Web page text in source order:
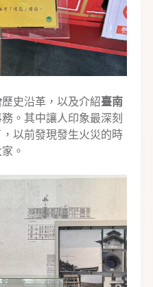
歷史沿革，以及介紹臺南
。其中讓人印象最深刻
以前發現發生火災的時
。